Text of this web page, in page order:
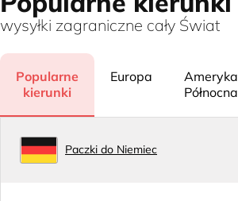
wysyłki zagraniczne cały Świat
Popularne
kierunki
Europa
Ameryka
Północna
Paczki do Niemiec